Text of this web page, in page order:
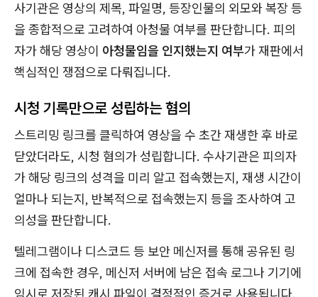
사기관은 영상의 제목, 파일명, 등장인물의 외모와 복장 등
을 종합적으로 고려하여 아청물 여부를 판단합니다. 피의
자가 해당 영상이 아청물임을 인지했는지 여부가 재판에서
핵심적인 쟁점으로 다뤄집니다.
시청 기록만으로 성립하는 혐의
스트리밍 링크를 클릭하여 영상을 수 초간 재생한 후 바로
닫았더라도, 시청 혐의가 성립합니다. 수사기관은 피의자
가 해당 링크의 성격을 미리 알고 접속했는지, 재생 시간이
얼마나 되는지, 반복적으로 접속했는지 등을 조사하여 고
의성을 판단합니다.
텔레그램이나 디스코드 등 보안 메신저를 통해 공유된 링
크에 접속한 경우, 메신저 서버에 남은 접속 로그나 기기에
임시로 저장된 캐시 파일이 결정적인 증거로 사용됩니다.